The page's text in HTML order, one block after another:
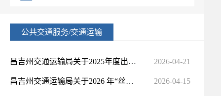
公共交通服务/交通运输
昌吉州交通运输局关于2025年度出租汽车企业服务质量信誉考核情况的公示 2026-04-21
昌吉州交通运输局关于2026 年“丝路交通杯”拟推荐出租汽车行业“优秀个人”、“优胜单位”的公示 2026-04-15